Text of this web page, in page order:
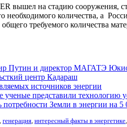
вышел на стадию сооружения,
необходимого количества, а
требуемого количества
Путин и директор МАГАТЭ Юкио
центр Кадараш
источников энергии
представили технологию
Земли в энергии на 5
генерация интересный факты в энергетике